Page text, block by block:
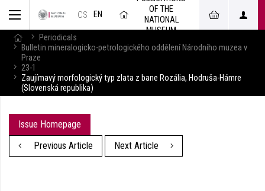
CS EN
OF THE
NATIONAL
MUSEUM
Periodicals
Bulletin mineralogicko-petrologického oddělení Národního muzea v
Praze
23-1
Zaujímavý morfologický typ zlata z bane Rozália, Hodruša-Hámre
(Slovenská republika)
Issue Homepage
Previous Article
Next Article